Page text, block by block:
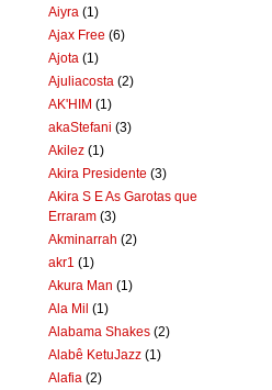
Aiyra (1)
Ajax Free (6)
Ajota (1)
Ajuliacosta (2)
AK'HIM (1)
akaStefani (3)
Akilez (1)
Akira Presidente (3)
Akira S E As Garotas que
Erraram (3)
Akminarrah (2)
akr1 (1)
Akura Man (1)
Ala Mil (1)
Alabama Shakes (2)
Alabê KetuJazz (1)
Alafia (2)